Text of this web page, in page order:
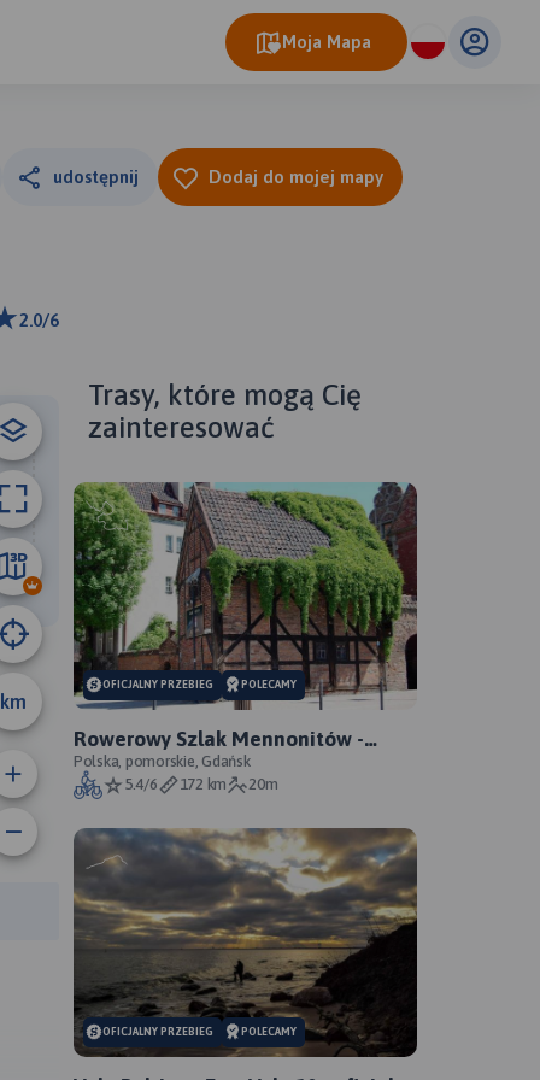
Moja Mapa
udostępnij Dodaj do mojej mapy
2.0/6
km
56 km
Trasy, które mogą Cię
zainteresować
OFICJALNY PRZEBIEG POLECAMY
Rowerowy Szlak Mennonitów -
oficjalny przebieg szlaku
Polska, pomorskie, Gdańsk
5.4/6
172 km 20m
OFICJALNY PRZEBIEG POLECAMY